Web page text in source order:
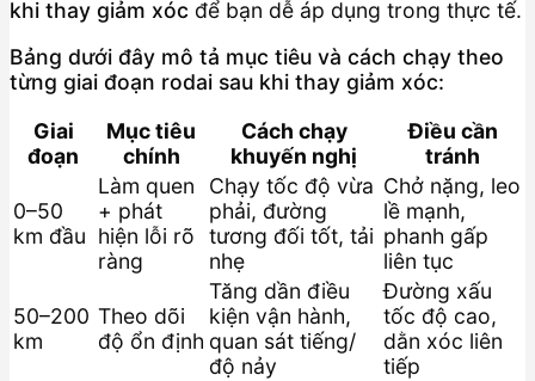
khi thay giảm xóc để bạn dễ áp dụng trong thực tế.
Bảng dưới đây mô tả mục tiêu và cách chạy theo
từng giai đoạn rodai sau khi thay giảm xóc:
Giai
đoạn
Mục tiêu
chính
Cách chạy
khuyến nghị
Điều cần
tránh
0–50
km đầu
Làm quen
+ phát
hiện lỗi rõ
ràng
Chạy tốc độ vừa
phải, đường
tương đối tốt, tải
nhẹ
Chở nặng, leo
lề mạnh,
phanh gấp
liên tục
50–200
km
Theo dõi
độ ổn định
Tăng dần điều
kiện vận hành,
quan sát tiếng/
độ nảy
Đường xấu
tốc độ cao,
dằn xóc liên
tiếp